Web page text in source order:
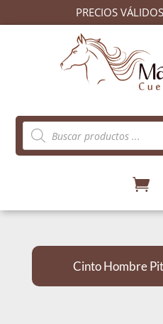
PRECIOS
Búsqueda
de
productos
Cinto Hombre